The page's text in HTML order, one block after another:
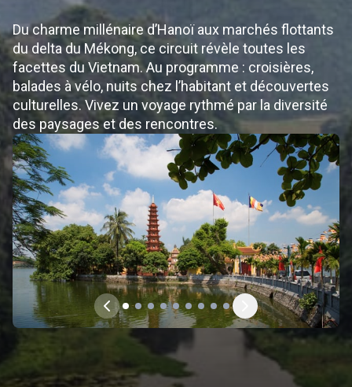
Du charme millénaire d’Hanoï aux marchés flottants
du delta du Mékong, ce circuit révèle toutes les
facettes du Vietnam. Au programme : croisières,
balades à vélo, nuits chez l’habitant et découvertes
culturelles. Vivez un voyage rythmé par la diversité
des paysages et des rencontres.